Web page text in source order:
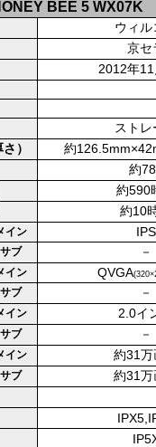
BEE 5 WX07K
ウィル
京セ
2012年
ストレ
）
約
約
約590
約10
イン IPS
サブ
－
イン QVGA
サブ
－
イン 2.0イ
サブ －
イン 約31万
サブ
約31万